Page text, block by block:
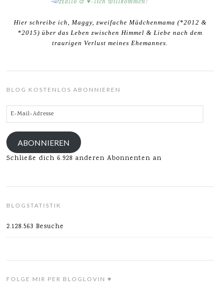
Hier schreibe ich, Maggy, zweifache Mädchenmama (*2012 &
*2015) über das Leben zwischen Himmel & Liebe nach dem
traurigen Verlust meines Ehemannes.
BLOG KOSTENLOS ABONNIEREN
E-
Mail-
Adresse
ABONNIEREN
Schließe dich 6.928 anderen Abonnenten an
BLOGSTATISTIK
2.128.563 Besuche
FOLGE MIR PER BLOGLOVIN ♥